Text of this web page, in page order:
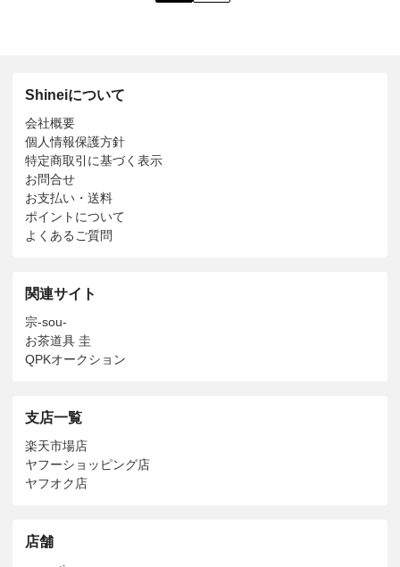
Shineiについて
会社概要
個人情報保護方針
特定商取引に基づく表示
お問合せ
お支払い・送料
ポイントについて
よくあるご質問
関連サイト
宗-sou-
お茶道具 圭
QPKオークション
支店一覧
楽天市場店
ヤフーショッピング店
ヤフオク店
店舗